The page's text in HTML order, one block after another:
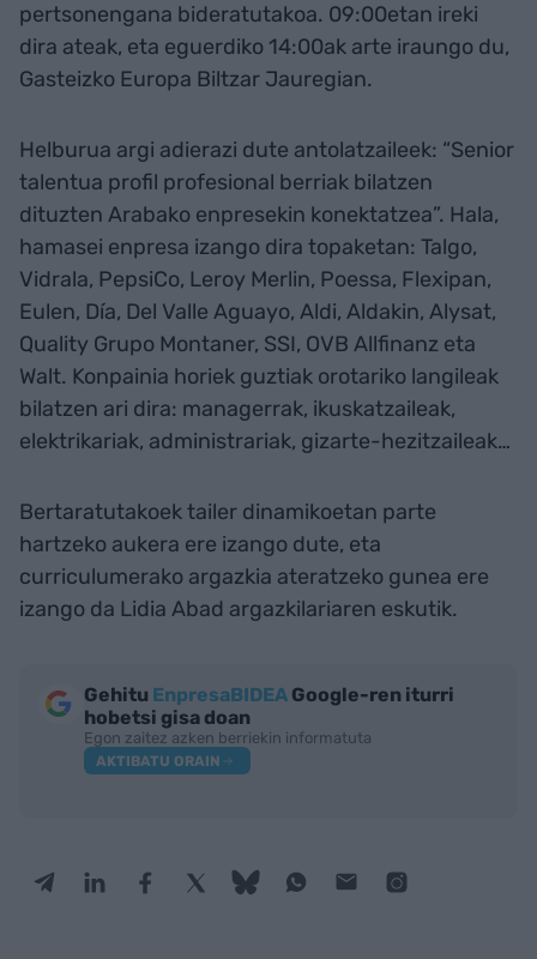
pertsonengana bideratutakoa. 09:00etan ireki
dira ateak, eta eguerdiko 14:00ak arte iraungo du,
Gasteizko Europa Biltzar Jauregian.
Helburua argi adierazi dute antolatzaileek: “Senior
talentua profil profesional berriak bilatzen
dituzten Arabako enpresekin konektatzea”. Hala,
hamasei enpresa izango dira topaketan: Talgo,
Vidrala, PepsiCo, Leroy Merlin, Poessa, Flexipan,
Eulen, Día, Del Valle Aguayo, Aldi, Aldakin, Alysat,
Quality Grupo Montaner, SSI, OVB Allfinanz eta
Walt. Konpainia horiek guztiak orotariko langileak
bilatzen ari dira: managerrak, ikuskatzaileak,
elektrikariak, administrariak, gizarte-hezitzaileak…
Bertaratutakoek tailer dinamikoetan parte
hartzeko aukera ere izango dute, eta
curriculumerako argazkia ateratzeko gunea ere
izango da Lidia Abad argazkilariaren eskutik.
Gehitu EnpresaBIDEA Google-ren iturri
hobetsi gisa doan
Egon zaitez azken berriekin informatuta
AKTIBATU ORAIN